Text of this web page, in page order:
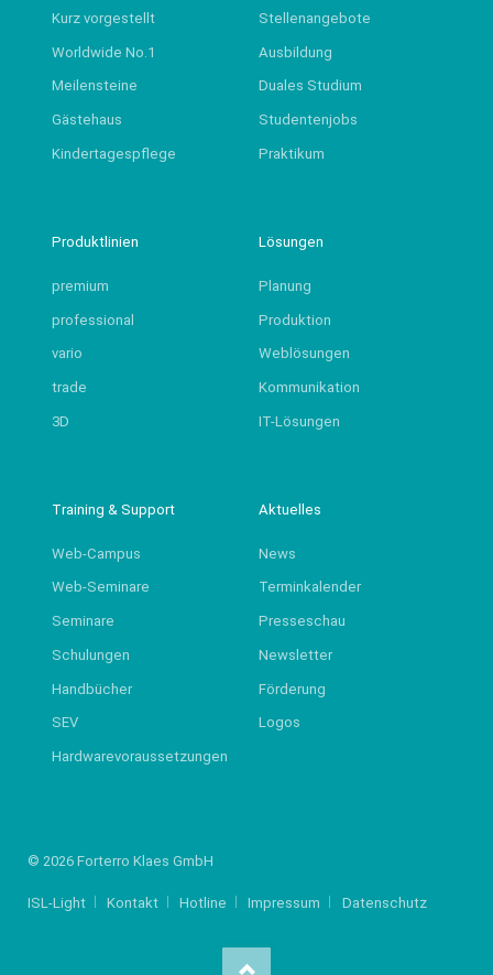
Kurz vorgestellt
Worldwide No.1
Meilensteine
Gästehaus
Kindertagespflege
Stellenangebote
Ausbildung
Duales Studium
Studentenjobs
Praktikum
Produktlinien
premium
professional
vario
trade
3D
Lösungen
Planung
Produktion
Weblösungen
Kommunikation
IT-Lösungen
Training & Support
Web-Campus
Web-Seminare
Seminare
Schulungen
Handbücher
SEV
Hardwarevoraussetzungen
Aktuelles
News
Terminkalender
Presseschau
Newsletter
Förderung
Logos
© 2026 Forterro Klaes GmbH
ISL-Light Kontakt Hotline Impressum Datenschutz